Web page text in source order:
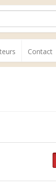
Contact